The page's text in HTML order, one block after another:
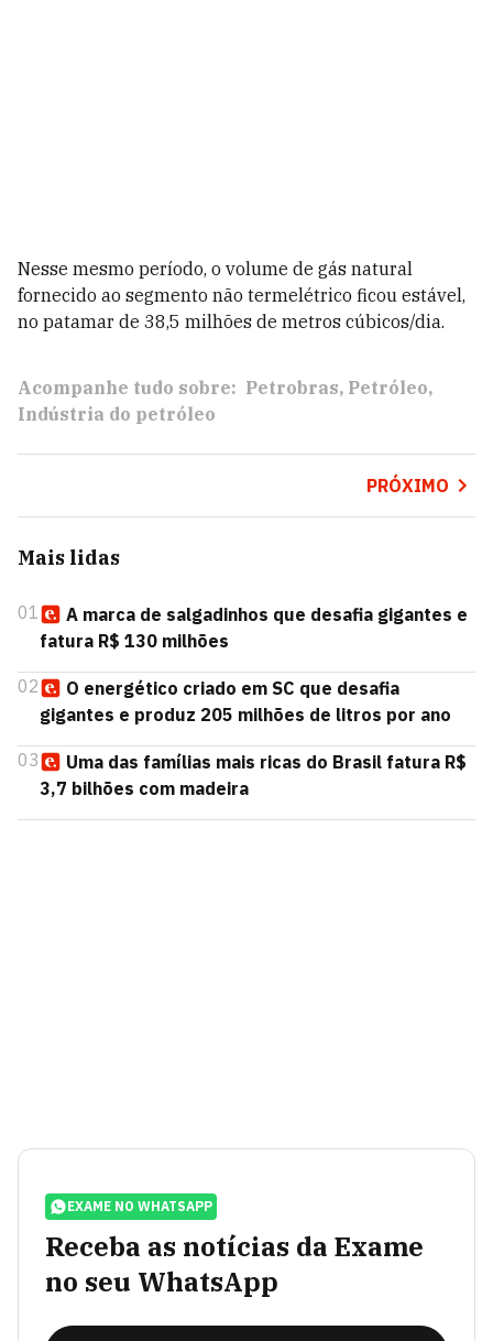
Nesse mesmo período, o volume de gás natural
fornecido ao segmento não termelétrico ficou estável,
no patamar de 38,5 milhões de metros cúbicos/dia.
Acompanhe tudo sobre: Petrobras Petróleo
Indústria do petróleo
PRÓXIMO
Mais lidas
01
A marca de salgadinhos que desafia gigantes e
fatura R$ 130 milhões
02
O energético criado em SC que desafia
gigantes e produz 205 milhões de litros por ano
03
Uma das famílias mais ricas do Brasil fatura R$
3,7 bilhões com madeira
EXAME NO WHATSAPP
Receba as notícias da Exame
no seu WhatsApp